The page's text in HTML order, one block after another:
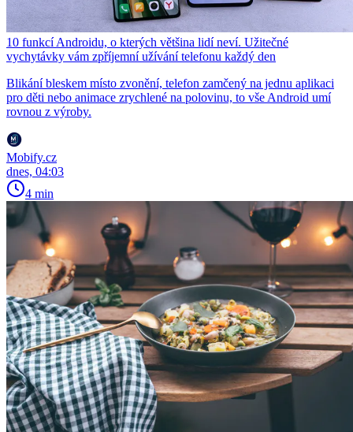
10 funkcí Androidu, o kterých většina lidí neví. Užitečné
vychytávky vám zpříjemní užívání telefonu každý den
Blikání bleskem místo zvonění, telefon zamčený na jednu aplikaci
pro děti nebo animace zrychlené na polovinu, to vše Android umí
rovnou z výroby.
Mobify.cz
dnes, 04:03
4 min